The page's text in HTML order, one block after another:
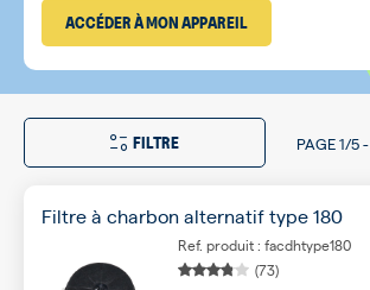
ACCÉDER À MON APPAREIL
FILTRE PAGE 1/5-
Filtre à charbon alternatif type 180
Ref. produit : facdhtype180
(73)